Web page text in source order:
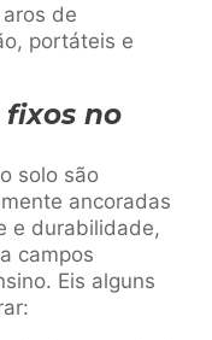
de
portáteis e
no
solo são
ancoradas
e durabilidade,
campos
Eis alguns